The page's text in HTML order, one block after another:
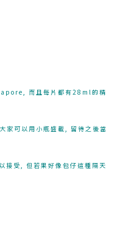
而且每片都有28ml的精
家可以用小瓶盛載, 留待之後當
接受, 但若果好像包仔這種隔天